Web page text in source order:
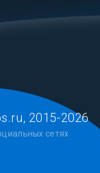
2015-2026
сетях